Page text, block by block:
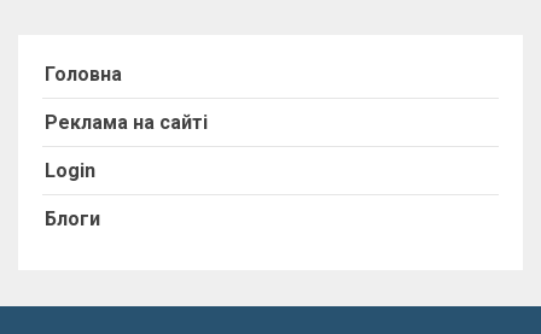
Головна
Реклама на сайті
Login
Блоги